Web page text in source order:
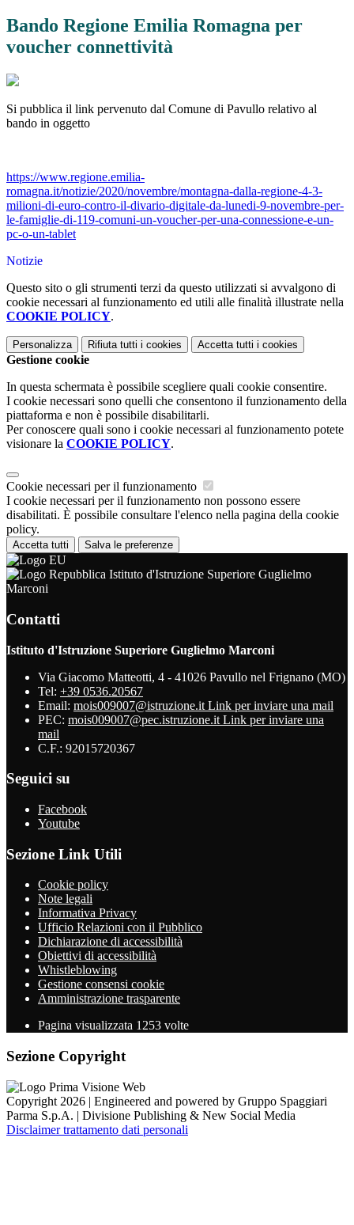
Bando Regione Emilia Romagna per
voucher connettività
Si pubblica il link pervenuto dal Comune di Pavullo relativo al
bando in oggetto
https://www.regione.emilia-
romagna.it/notizie/2020/novembre/montagna-dalla-regione-4-3-
milioni-di-euro-contro-il-divario-digitale-da-lunedi-9-novembre-per-
le-famiglie-di-119-comuni-un-voucher-per-una-connessione-e-un-
pc-o-un-tablet
Notizie
Questo sito o gli strumenti terzi da questo utilizzati si avvalgono di
cookie necessari al funzionamento ed utili alle finalità illustrate nella
COOKIE POLICY.
Personalizza Rifiuta tutti i cookies Accetta tutti i cookies
Gestione cookie
In questa schermata è possibile scegliere quali cookie consentire.
I cookie necessari sono quelli che consentono il funzionamento della
piattaforma e non è possibile disabilitarli.
Per conoscere quali sono i cookie necessari al funzionamento potete
visionare la COOKIE POLICY.
Cookie necessari per il funzionamento
I cookie necessari per il funzionamento non possono essere
disabilitati. È possibile consultare l'elenco nella pagina della cookie
policy.
Accetta tutti Salva le preferenze
Istituto d'Istruzione Superiore Guglielmo
Marconi
Contatti
Istituto d'Istruzione Superiore Guglielmo Marconi
Via Giacomo Matteotti, 4 - 41026 Pavullo nel Frignano (MO)
Tel: +39 0536.20567
Email: mois009007@istruzione.it Link per inviare una mail
PEC: mois009007@pec.istruzione.it Link per inviare una
mail
C.F.: 92015720367
Seguici su
Facebook
Youtube
Sezione Link Utili
Cookie policy
Note legali
Informativa Privacy
Ufficio Relazioni con il Pubblico
Dichiarazione di accessibilità
Obiettivi di accessibilità
Whistleblowing
Gestione consensi cookie
Amministrazione trasparente
Pagina visualizzata 1253 volte
Sezione Copyright
Copyright 2026 | Engineered and powered by Gruppo Spaggiari
Parma S.p.A. | Divisione Publishing & New Social Media
Disclaimer trattamento dati personali